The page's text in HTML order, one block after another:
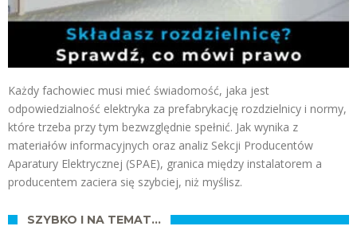
Każdy fachowiec musi mieć świadomość, jaka jest
odpowiedzialność elektryka za prefabrykację rozdzielnicy i normy,
które trzeba przy tym bezwzględnie spełnić. Jak wynika z
materiałów informacyjnych oraz analiz Sekcji Producentów
Aparatury Elektrycznej (SPAE), granica między instalatorem a
producentem zaciera się szybciej, niż myślisz.
SZYBKO I NA TEMAT…